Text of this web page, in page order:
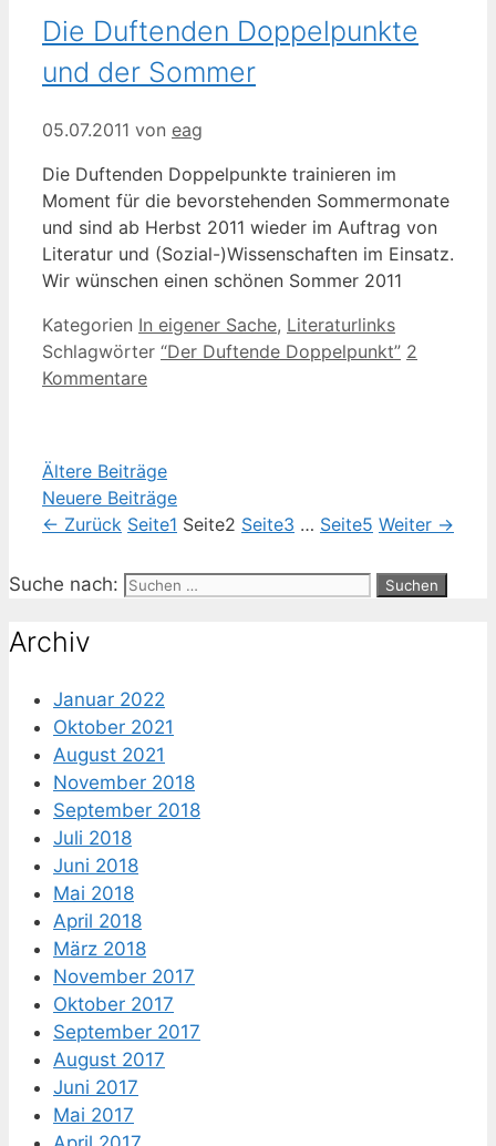
Die Duftenden Doppelpunkte
und der Sommer
05.07.2011 von eag
Die Duftenden Doppelpunkte trainieren im
Moment für die bevorstehenden Sommermonate
und sind ab Herbst 2011 wieder im Auftrag von
Literatur und (Sozial-)Wissenschaften im Einsatz.
Wir wünschen einen schönen Sommer 2011
Kategorien In eigener Sache, Literaturlinks
Schlagwörter “Der Duftende Doppelpunkt” 2
Kommentare
Ältere Beiträge
Neuere Beiträge
← Zurück Seite1 Seite2 Seite3 … Seite5 Weiter →
Suche nach:
Archiv
Januar 2022
Oktober 2021
August 2021
November 2018
September 2018
Juli 2018
Juni 2018
Mai 2018
April 2018
März 2018
November 2017
Oktober 2017
September 2017
August 2017
Juni 2017
Mai 2017